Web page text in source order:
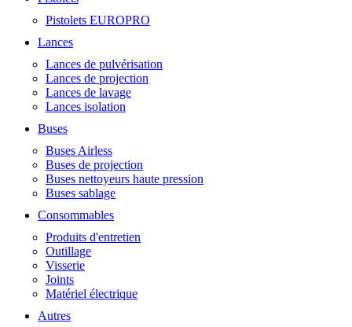
Pistolets EUROPRO
Lances
Lances de pulvérisation
Lances de projection
Lances de lavage
Lances isolation
Buses
Buses Airless
Buses de projection
Buses nettoyeurs haute pression
Buses sablage
Consommables
Produits d'entretien
Outillage
Visserie
Joints
Matériel électrique
Autres